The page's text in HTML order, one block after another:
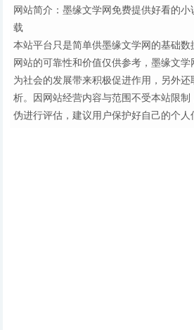
网站简介：墨缘文学网免费提供好看的
载
本站平台只是简单供墨缘文学网的基础数
网站的可靠性和价值仅供参考，墨缘文
为社会的发展带来积极促进作用，另外
析。因网站经营内容与范围不受本站限
伪进行评估，建议用户保护好自己的个人